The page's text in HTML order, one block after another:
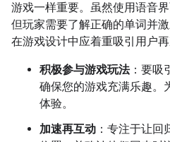
游戏一样重要。虽然使用语音
但玩家需要了解正确的单词并
在游戏设计中应着重吸引用户再
积极参与游戏玩法：要吸
确保您的游戏充满乐趣。
体验。
加速再互动 ：专注于让